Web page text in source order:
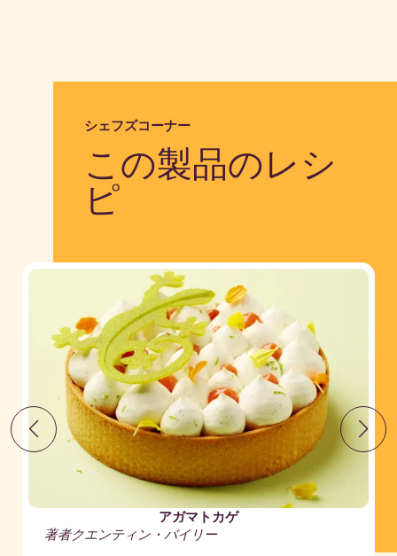
シェフズコーナー
この製品のレシ
ピ
アガマトカゲ
著者クエンティン・バイリー